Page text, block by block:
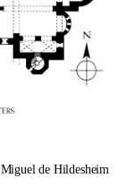
de Hildesheim